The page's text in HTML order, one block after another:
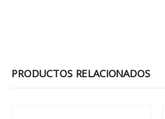
PRODUCTOS RELACIONADOS